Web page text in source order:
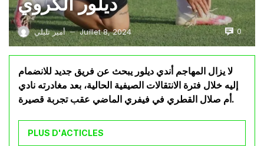
أمير تليلي — Juillet 8, 2024 0
لا يزال المهاجم أندي ديلور يبحث عن فريق جديد للانضمام
إليه خلال فترة الانتقالات الصيفية الحالية، بعد مغادرته نادي
أم صلال القطري في فيفري الماضي عقب تجربة قصيرة.
PLUS D'ACTICLES